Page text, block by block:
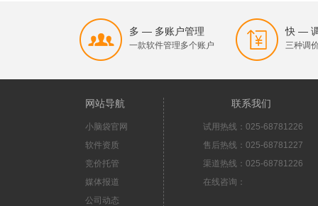
多 — 多账户管理
一款软件管理多个账户
快 —
三种调
网站导航
小脑袋官网
软件资质
竞价托管
媒体报道
公司动态
联系我们
试用热线：025-68781226
售后热线：025-68781227
渠道热线：025-68781226
在线咨询：